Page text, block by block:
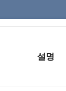
설명